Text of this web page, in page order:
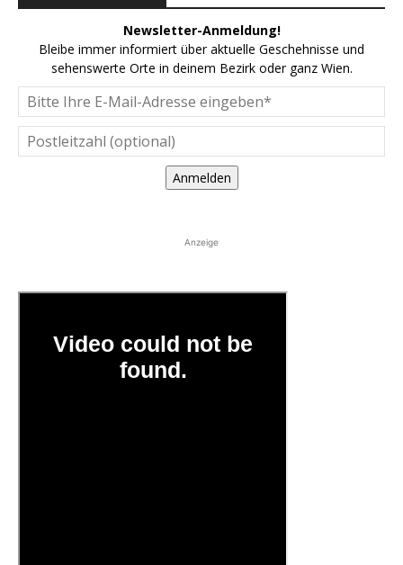
Newsletter-Anmeldung!
Bleibe immer informiert über aktuelle Geschehnisse und
sehenswerte Orte in deinem Bezirk oder ganz Wien.
Anmelden
Anzeige